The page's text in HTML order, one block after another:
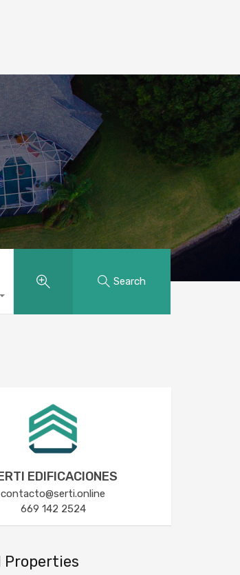
Search
EDIFICACIONES
contacto@serti.online
669 142 2524
Properties